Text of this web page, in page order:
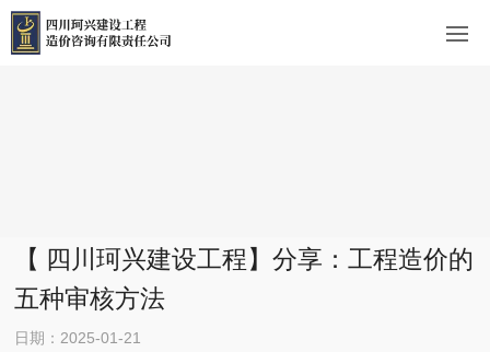
【 四川珂兴建设工程】分享：工程造价的
五种审核方法
日期：2025-01-21